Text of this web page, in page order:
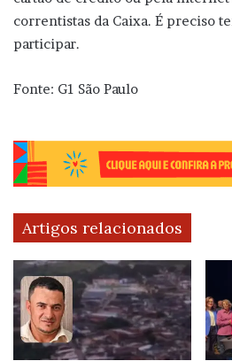
correntistas da Caixa. É preciso
participar.
Fonte: G1 São Paulo
Artigos relacionados